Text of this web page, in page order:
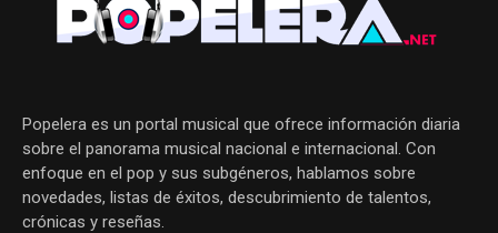
Popelera es un portal musical que ofrece información diaria
sobre el panorama musical nacional e internacional. Con
enfoque en el pop y sus subgéneros, hablamos sobre
novedades, listas de éxitos, descubrimiento de talentos,
crónicas y reseñas.